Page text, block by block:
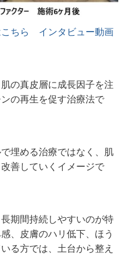
こちら インタビュー動画
の真皮層に成長因子を注
の再生を促す治療法で
埋める治療ではなく、肌
善していくイメージで
期間持続しやすいのが特
、皮膚のハリ低下、ほう
る方では、土台から整え